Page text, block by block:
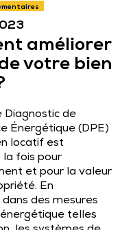
améliorer
votre bien
Diagnostic de
Énergétique (DPE)
locatif est
la fois pour
et pour la valeur
En
des mesures
telles